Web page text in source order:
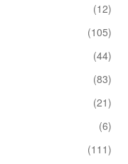
(12)
(105)
(44)
(83)
(21)
(6)
(111)